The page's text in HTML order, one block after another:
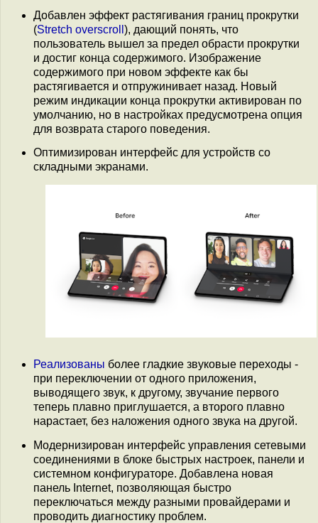
Добавлен эффект растягивания границ прокрутки
(Stretch overscroll ), дающий понять, что
пользователь вышел за предел обрасти прокрутки
и достиг конца содержимого. Изображение
содержимого при новом эффекте как бы
растягивается и отпружинивает назад. Новый
режим индикации конца прокрутки активирован по
умолчанию, но в настройках предусмотрена опция
для возврата старого поведения.
Оптимизирован интерфейс для устройств со
складными экранами.
Реализованы более гладкие звуковые переходы -
при переключении от одного приложения,
выводящего звук, к другому, звучание первого
теперь плавно приглушается, а второго плавно
нарастает, без наложения одного звука на другой.
Модернизирован интерфейс управления сетевыми
соединениями в блоке быстрых настроек, панели и
системном конфигураторе. Добавлена новая
панель Internet, позволяющая быстро
переключаться между разными провайдерами и
проводить диагностику проблем.